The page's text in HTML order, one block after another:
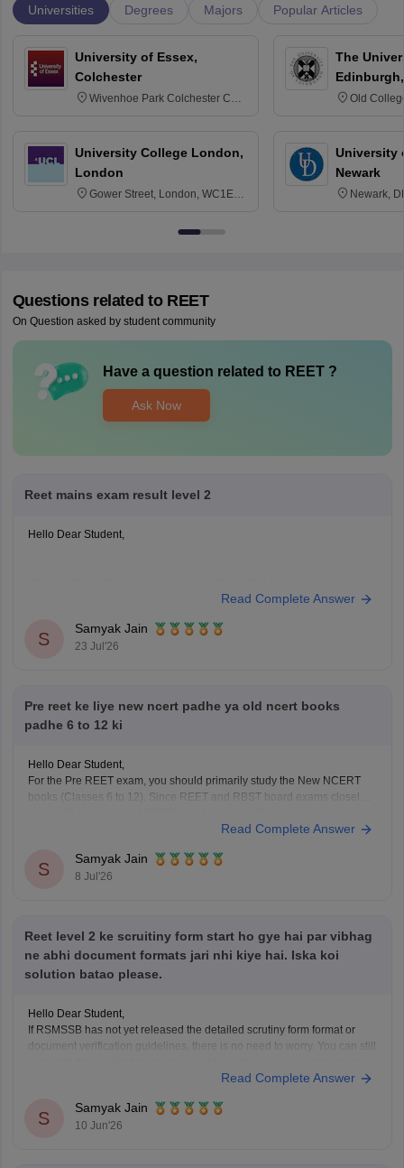
Universities Degrees Majors Popular Articles
University of Essex,
Colchester
Wivenhoe Park Colchester CO4
University College London,
London
Gower Street, London, WC1E
The
Old
University
Newark
Newark,
Questions related to REET
On Question asked by student community
Have a question related to REET?
Ask Now
Reet mains exam result level 2
Hello Dear Student,
https://competition.careers360.com/articles/reet-mains-
level-2-result-2026-out
Read Complete Answer
S
Samyak Jain
23 Jul'26
Pre reet ke liye new ncert padhe ya old ncert books
padhe 6 to 12 ki
Hello Dear Student,
For the Pre REET exam, you should primarily study the New NCERT
books (Classes 6 to 12). Since REET and RBST board exams closely
ensures you cover all recent educational reforms.
You can check, find and access
Read Complete Answer
S
Samyak Jain
8 Jul'26
Reet level 2 ke scruitiny form start ho gye hai par vibhag
ne abhi document formats jari nhi kiye hai. Iska koi
solution batao please.
Hello Dear Student,
If RSMSSB has not yet released the detailed scrutiny form format or
document verification guidelines, there is no need to worry. You can still
Complete Your OTR (One
Read Complete Answer
S
Samyak Jain
10 Jun'26